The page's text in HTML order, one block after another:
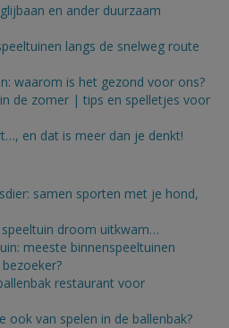
en ander duurzaam
langs de snelweg route
waarom is het gezond voor ons?
de zomer | tips en spelletjes voor
en dat is meer dan je denkt!
samen sporten met je hond,
droom uitkwam…
meeste binnenspeeltuinen
restaurant voor
ook van spelen in de ballenbak?